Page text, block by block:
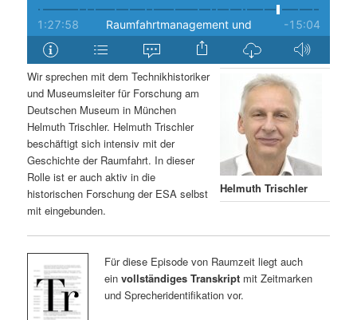
n
Helmuth Trischler
Wir sprechen mit dem Technikhistoriker
und Museumsleiter für Forschung am
Deutschen Museum in München
Helmuth Trischler. Helmuth Trischler
beschäftigt sich intensiv mit der
Geschichte der Raumfahrt. In dieser
Rolle ist er auch aktiv in die
historischen Forschung der ESA selbst
mit eingebunden.
Für diese Episode von Raumzeit liegt auch
ein vollständiges Transkriptmit Zeitmarken
und Sprecheridentifikation vor.